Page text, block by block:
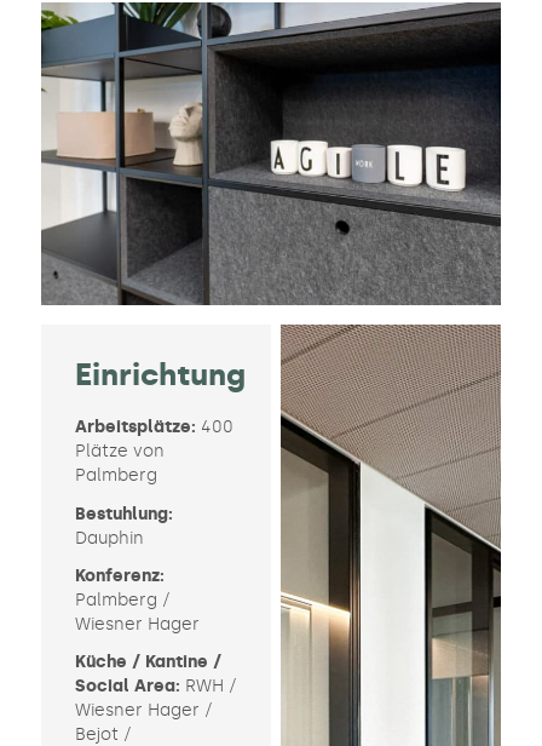
Einrichtung
Arbeitsplätze: 400
Plätze von
Palmberg
Bestuhlung:
Dauphin
Konferenz:
Palmberg /
Wiesner Hager
Küche / Kantine /
Social Area: RWH /
Wiesner Hager /
Bejot /